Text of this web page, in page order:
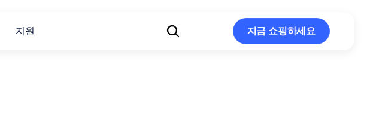
지원
지금 쇼핑하세요